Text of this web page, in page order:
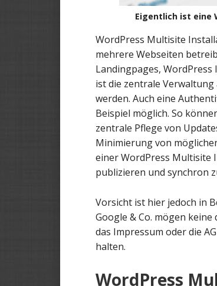
Eigentlich ist eine
WordPress Multisite
mehrere Webseiten
Landingpages,
ist die zentrale
werden. Auch eine
Beispiel möglich. So
zentrale Pflege von
Minimierung von
einer WordPress Multisite
publizieren und synchron
Vorsicht ist hier jedoch in
Google & Co. mögen
das Impressum oder die
halten.
WordPress